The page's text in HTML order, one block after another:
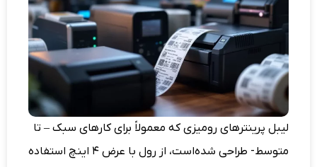
لیبل پرینترهای رومیزی که معمولاً برای کارهای سبک – تا
متوسط- طراحی شده‌است، از رول با عرض ۴ اینچ استفاده